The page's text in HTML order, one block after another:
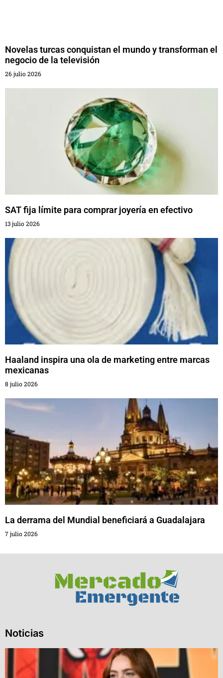
Novelas turcas conquistan el mundo y transforman el
negocio de la televisión
26 julio 2026
SAT fija límite para comprar joyería en efectivo
13 julio 2026
Haaland inspira una ola de marketing entre marcas
mexicanas
8 julio 2026
La derrama del Mundial beneficiará a Guadalajara
7 julio 2026
Noticias